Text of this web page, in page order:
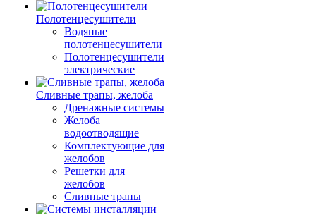
Полотенцесушители
Водяные
полотенцесушители
Полотенцесушители
электрические
Сливные трапы, желоба
Дренажные системы
Желоба
водоотводящие
Комплектующие для
желобов
Решетки для
желобов
Сливные трапы